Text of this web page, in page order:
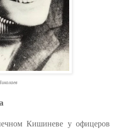
Кишиневе у офицеров